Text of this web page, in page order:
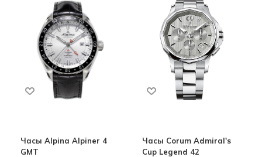
Часы Alpina Alpiner 4
GMT
Часы Corum Admiral's
Cup Legend 42